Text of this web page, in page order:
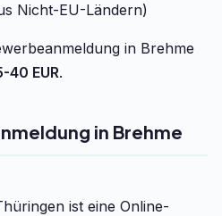
Nicht-EU-Ländern)
in Brehme
40 EUR.
in Brehme
ist eine Online-